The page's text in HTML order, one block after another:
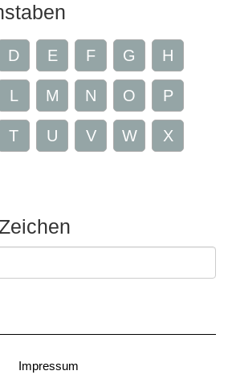
D E F G H
L M N O P
T U V W X
Impressum